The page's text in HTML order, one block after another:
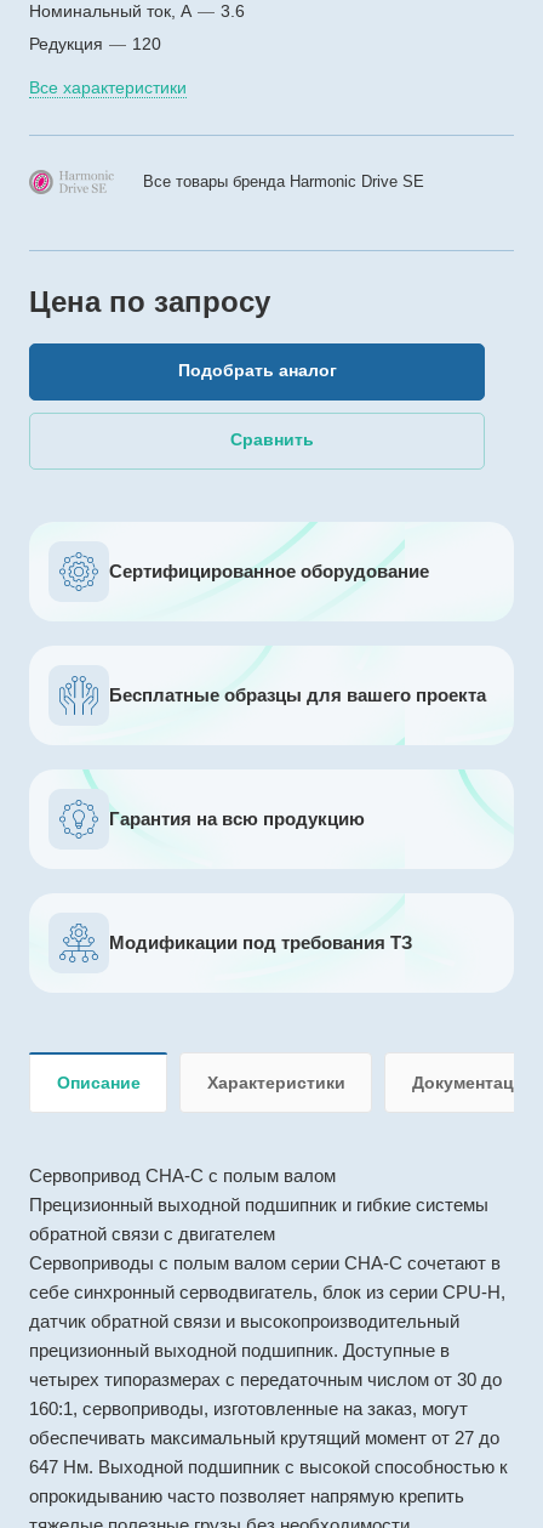
Номинальный ток, А — 3.6
Редукция — 120
Все характеристики
Все товары бренда Harmonic Drive SE
Цена по запросу
Подобрать аналог
Сравнить
Сертифицированное оборудование
Бесплатные образцы для вашего проекта
Гарантия на всю продукцию
Модификации под требования ТЗ
Описание Характеристики Документация
Сервопривод CHA-C с полым валом
Прецизионный выходной подшипник и гибкие системы
обратной связи с двигателем
Сервоприводы с полым валом серии CHA-C сочетают в
себе синхронный серводвигатель, блок из серии CPU-H,
датчик обратной связи и высокопроизводительный
прецизионный выходной подшипник. Доступные в
четырех типоразмерах с передаточным числом от 30 до
160:1, сервоприводы, изготовленные на заказ, могут
обеспечивать максимальный крутящий момент от 27 до
647 Нм. Выходной подшипник с высокой способностью к
опрокидыванию часто позволяет напрямую крепить